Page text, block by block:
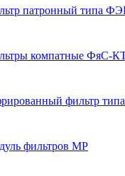
патронный типа
компатные ФяС-
фильтр
фильтров МР